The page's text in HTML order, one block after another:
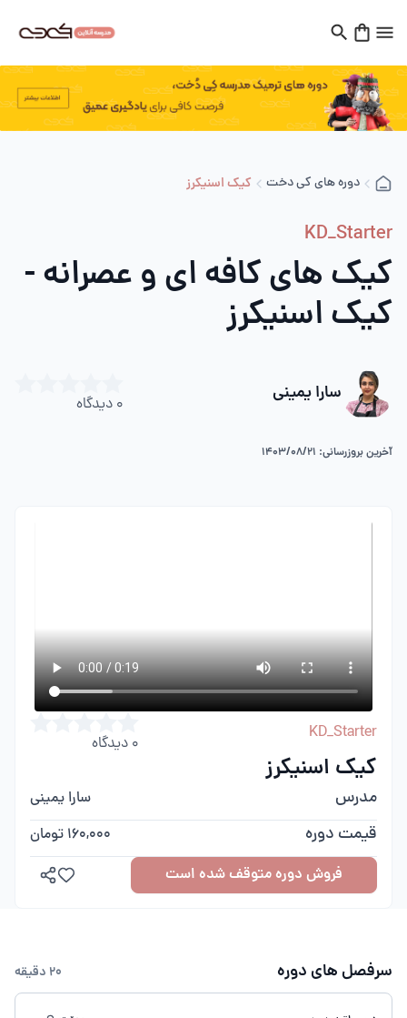
دوره های کی دخت کیک اسنیکرز
KD_Starter
کیک های کافه ای و عصرانه -
کیک اسنیکرز
سارا یمینی 0 دیدگاه
آخرین بروزرسانی: 1403/08/21
KD_Starter
0 دیدگاه
کیک اسنیکرز
مدرس سارا یمینی
قیمت دوره
160,000 تومان
فروش دوره متوقف شده است
سرفصل های دوره 20 دقیقه